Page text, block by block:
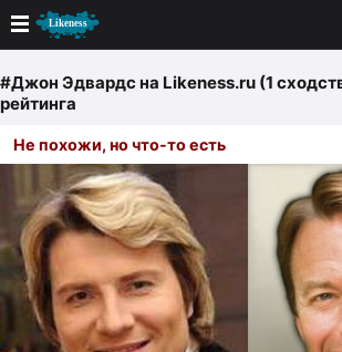
Новые
Лучшие
Голосование
Кандидаты
Случайное сходство 👍
#Джон Эдвардсна Likeness.ru (1
рейтинга
Не похожи, но что-то есть